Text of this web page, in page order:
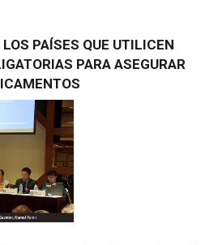
LOS PAÍSES QUE UTILICEN
PARA ASEGURAR